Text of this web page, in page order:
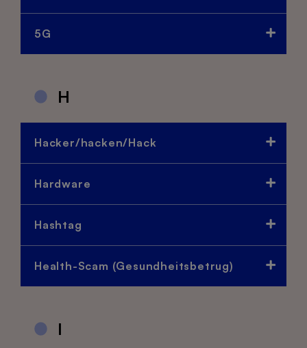
5G
H
Hacker/hacken/Hack
Hardware
Hashtag
Health-Scam (Gesundheitsbetrug)
I